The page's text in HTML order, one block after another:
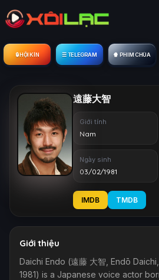
🔒︎ HỘI KÍN ☰ TELEGRAM 🍿 PHIM CHÙA
遠藤大智
Giới tính
Nam
Ngày sinh
03/02/1981
IMDB TMDB
Giới thiệu
Daichi Endo (遠藤 大智, Endō
1981) is a Japanese voice actor